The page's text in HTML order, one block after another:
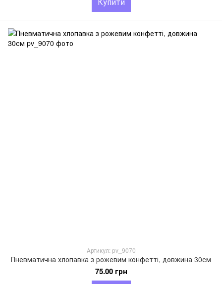
Артикул: pv_9070
Пневматична хлопавка з рожевим конфетті, довжина 30см
75.00 грн